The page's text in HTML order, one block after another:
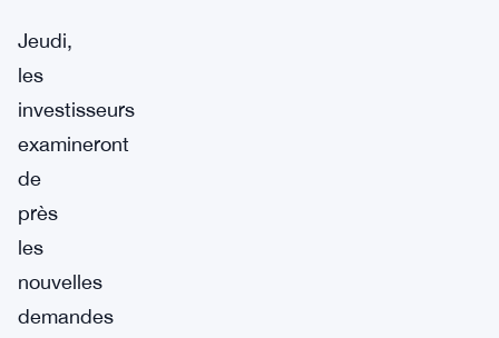
Jeudi,
les
investisseurs
examineront
de
près
les
nouvelles
demandes